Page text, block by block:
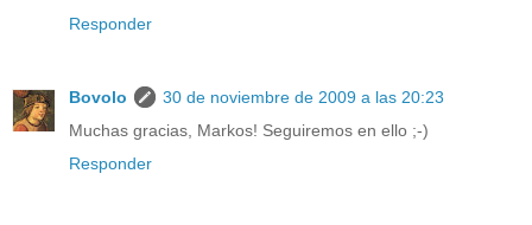
Responder
Bovolo
30 de noviembre de 2009 a las 20:23
Muchas gracias, Markos! Seguiremos en ello ;-)
Responder